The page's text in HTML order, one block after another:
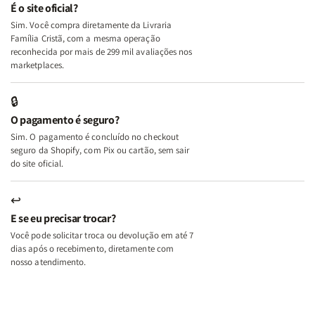
Deus
+
A
Mulher
Lar
+
A
Lar
É o site oficial?
Sim. Você compra diretamente da Livraria
Família Cristã, com a mesma operação
reconhecida por mais de 299 mil avaliações nos
marketplaces.
🔒
O pagamento é seguro?
Sim. O pagamento é concluído no checkout
seguro da Shopify, com Pix ou cartão, sem sair
do site oficial.
↩
E se eu precisar trocar?
Você pode solicitar troca ou devolução em até 7
dias após o recebimento, diretamente com
nosso atendimento.